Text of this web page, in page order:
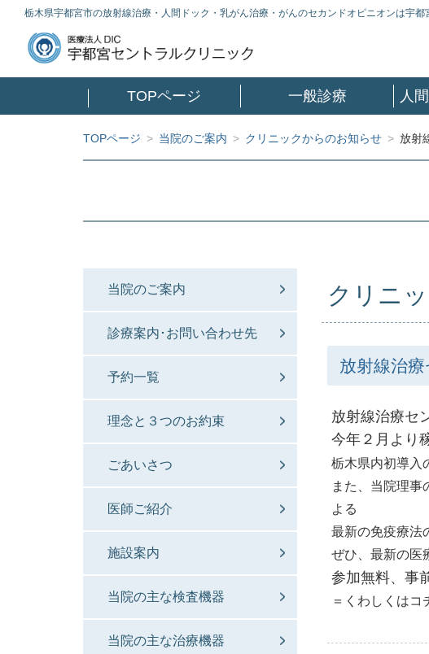
栃木県宇都宮市の放射線治療・人間ドック・乳がん治療・がんのセカンドオピニオンは宇都
TOPページ 一般診療 人
TOPページ > 当院のご案内 > クリニックからのお知らせ > 放射
クリニ
放射線治
放射線治療セ
今年２月より
栃木県内初導入
また、当院理事
よる
最新の免疫療法
ぜひ、最新の医
参加無料、事
＝ くわしくはコ
当院のご案内
診療案内･お問い合わせ先
予約一覧
理念と３つのお約束
ごあいさつ
医師ご紹介
施設案内
当院の主な検査機器
当院の主な治療機器